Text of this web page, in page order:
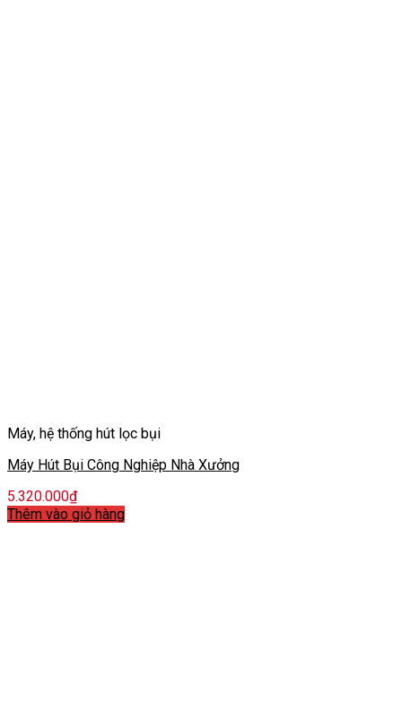
Máy, hệ thống hút lọc bụi
Máy Hút Bụi Công Nghiệp Nhà Xưởng
5.320.000₫
Thêm vào giỏ hàng